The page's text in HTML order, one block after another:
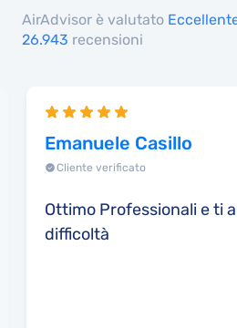
AirAdvisor è valutato
26.943 recensioni
Emanuele Casillo
Cliente verificato
Ottimo Professionali e ti
difficoltà